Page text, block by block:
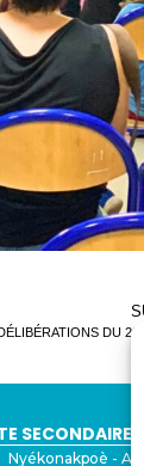
DU 26
SECONDAIRE
Nyékonakpoè -